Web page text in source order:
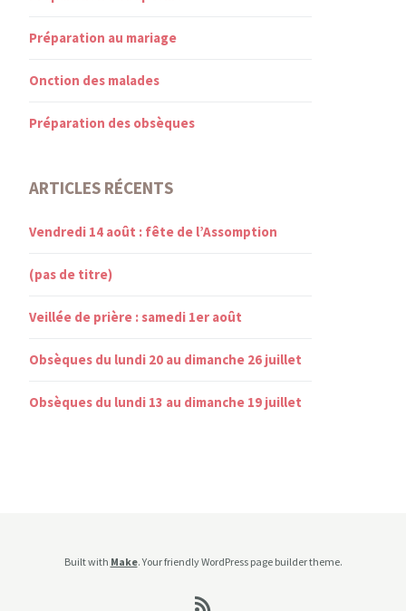
Préparation au mariage
Onction des malades
Préparation des obsèques
ARTICLES RÉCENTS
Vendredi 14 août : fête de l’Assomption
(pas de titre)
Veillée de prière : samedi 1er août
Obsèques du lundi 20 au dimanche 26 juillet
Obsèques du lundi 13 au dimanche 19 juillet
Built with Make. Your friendly WordPress page builder theme.